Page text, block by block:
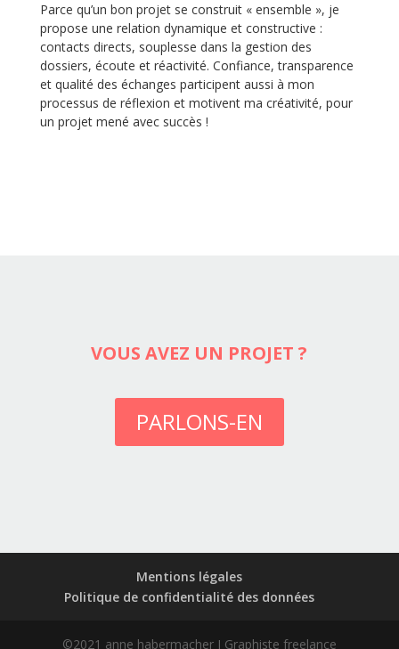
Parce qu’un bon projet se construit « ensemble », je
propose une relation dynamique et constructive :
contacts directs, souplesse dans la gestion des
dossiers, écoute et réactivité. Confiance, transparence
et qualité des échanges participent aussi à mon
processus de réflexion et motivent ma créativité, pour
un projet mené avec succès !
VOUS AVEZ UN PROJET ?
PARLONS-EN
Mentions légales
Politique de confidentialité des données
©2021 anne habermacher I Graphiste freelance